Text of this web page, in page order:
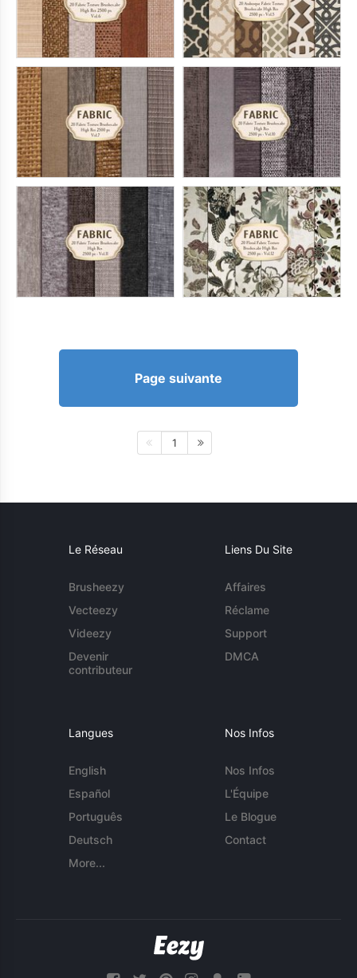
Page suivante
1
Le Réseau
Brusheezy
Vecteezy
Videezy
Devenir
contributeur
Liens Du Site
Affaires
Réclame
Support
DMCA
Langues
English
Español
Português
Deutsch
More...
Nos Infos
Nos Infos
L'Équipe
Le Blogue
Contact